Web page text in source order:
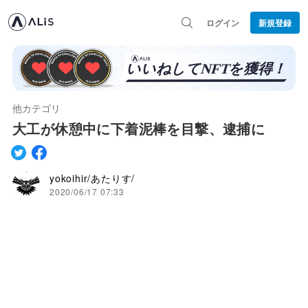
ログイン 新規登録
他カテゴリ
大工が休憩中に下着泥棒を目撃、逮捕に
yokoihir/あたりす/
2020/06/17 07:33